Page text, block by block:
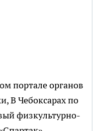
портале органов
В Чебоксарах по
физкультурно-